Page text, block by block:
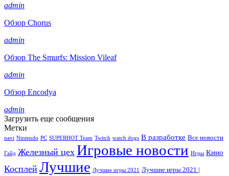
admin
Обзор Chorus
admin
Обзор The Smurfs: Mission Vileaf
admin
Обзор Encodya
admin
Загрузить еще сообщения
Метки
navi Nintendo PC SUPERHOT Team Twitch watch dogs В разработке Все новости
Гайд Железный цех Игровые новости Игры Кино
Косплей Лучшие Лучшие игры 2021
Лучшие игры 2021 |